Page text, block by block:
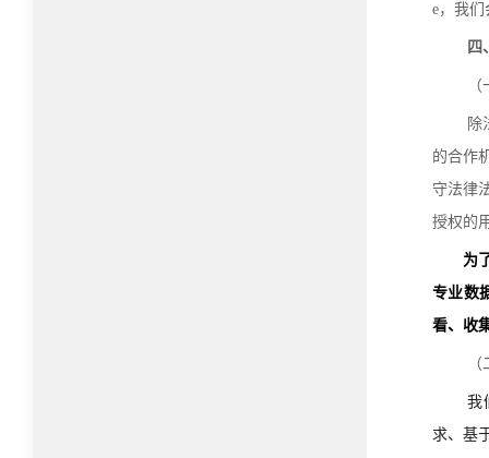
e，我
四
除
的合作
守法律
授权的
为
专业数
看、收
我
求、基